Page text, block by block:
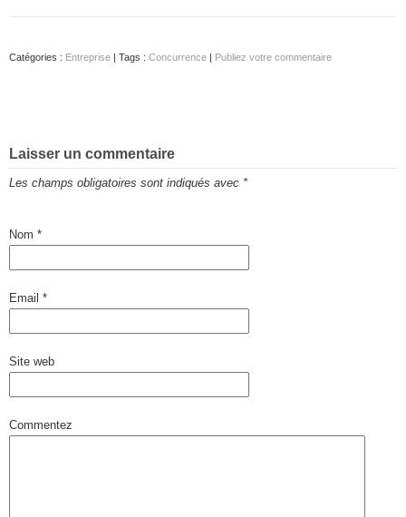
Catégories : Entreprise | Tags : Concurrence | Publiez votre commentaire
Laisser un commentaire
Les champs obligatoires sont indiqués avec *
Nom *
Email *
Site web
Commentez